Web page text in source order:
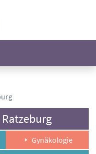
Gynäkologie